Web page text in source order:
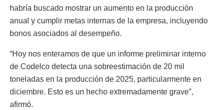
habría buscado mostrar un aumento en la producción
anual y cumplir metas internas de la empresa, incluyendo
bonos asociados al desempeño.
“Hoy nos enteramos de que un informe preliminar interno
de Codelco detecta una sobreestimación de 20 mil
toneladas en la producción de 2025, particularmente en
diciembre. Esto es un hecho extremadamente grave”,
afirmó.